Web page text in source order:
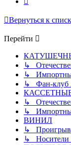
Вернуться к
Перейти
↳
↳
↳ Фан-клуб
↳
↳
ВИНИЛ
↳
↳ Носители